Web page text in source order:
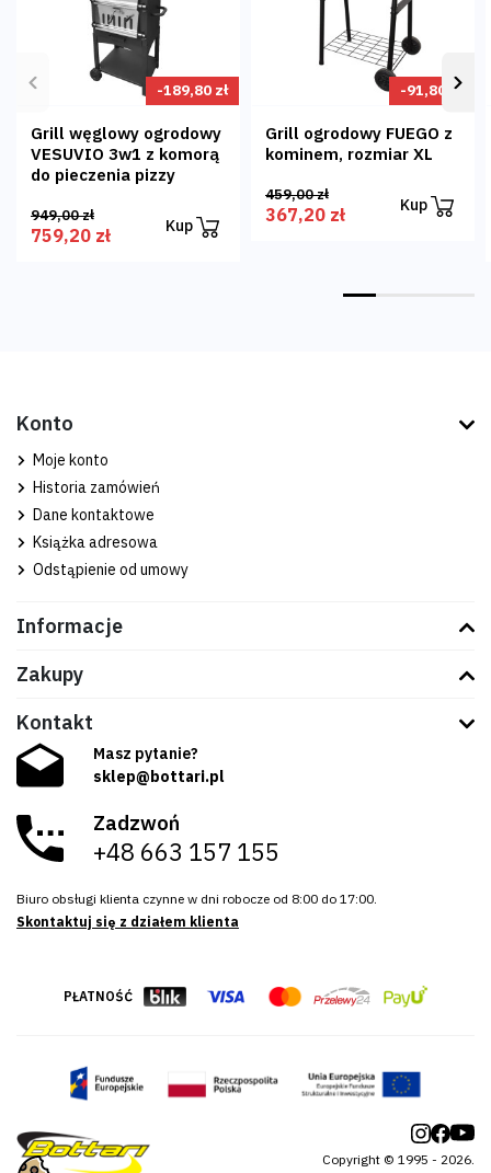
Poprzedni -189,80 zł
Grill węglowy ogrodowy
VESUVIO 3w1 z komorą
do pieczenia pizzy
949,00 zł
759,20 zł Kup
-91,80 zł
Grill ogrodowy FUEGO z
kominem, rozmiar XL
459,00 zł
367,20 zł Kup
Konto
Moje konto
Historia zamówień
Dane kontaktowe
Książka adresowa
Odstąpienie od umowy
Informacje
Zakupy
Kontakt
Masz pytanie?
sklep@bottari.pl
Zadzwoń
+48 663 157 155
Biuro obsługi klienta czynne w dni robocze od 8:00 do 17:00.
Skontaktuj się z działem klienta
PŁATNOŚĆ
Copyright © 1995 - 2026.